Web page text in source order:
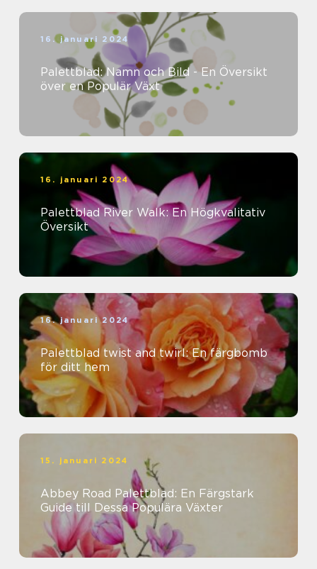
16. januari 2024
Palettblad: Namn och Bild - En Översikt
över en Populär Växt
16. januari 2024
Palettblad River Walk: En Högkvalitativ
Översikt
16. januari 2024
Palettblad twist and twirl: En färgbomb
för ditt hem
15. januari 2024
Abbey Road Palettblad: En Färgstark
Guide till Dessa Populära Växter